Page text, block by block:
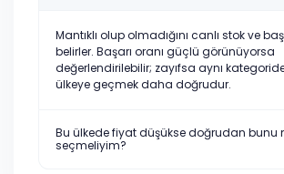
Mantıklı olup olmadığını canlı stok ve
belirler. Başarı oranı güçlü görünüyorsa
değerlendirilebilir; zayıfsa aynı
ülkeye geçmek daha doğrudur.
Bu ülkede fiyat düşükse doğrudan bunu
seçmeliyim?